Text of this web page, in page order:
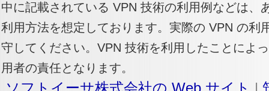
中に記載されている VPN 技術の利用例などは、
利用方法を想定しております。実際の VPN の利
守してください。VPN 技術を利用したことによ
用者の責任となります。
ソフトイーサ株式会社の Web サイト |